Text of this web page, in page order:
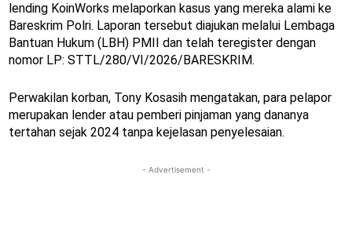
lending KoinWorks melaporkan kasus yang mereka alami ke
Bareskrim Polri. Laporan tersebut diajukan melalui Lembaga
Bantuan Hukum (LBH) PMII dan telah teregister dengan
nomor LP: STTL/280/VI/2026/BARESKRIM.
Perwakilan korban, Tony Kosasih mengatakan, para pelapor
merupakan lender atau pemberi pinjaman yang dananya
tertahan sejak 2024 tanpa kejelasan penyelesaian.
- Advertisement -